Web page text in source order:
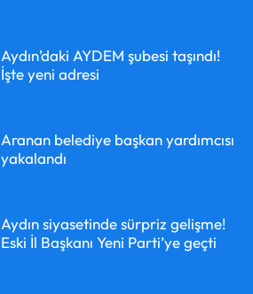
Aydın’daki AYDEM şubesi taşındı!
İşte yeni adresi
Aranan belediye başkan yardımcısı
yakalandı
Aydın siyasetinde sürpriz gelişme!
Eski İl Başkanı Yeni Parti’ye geçti